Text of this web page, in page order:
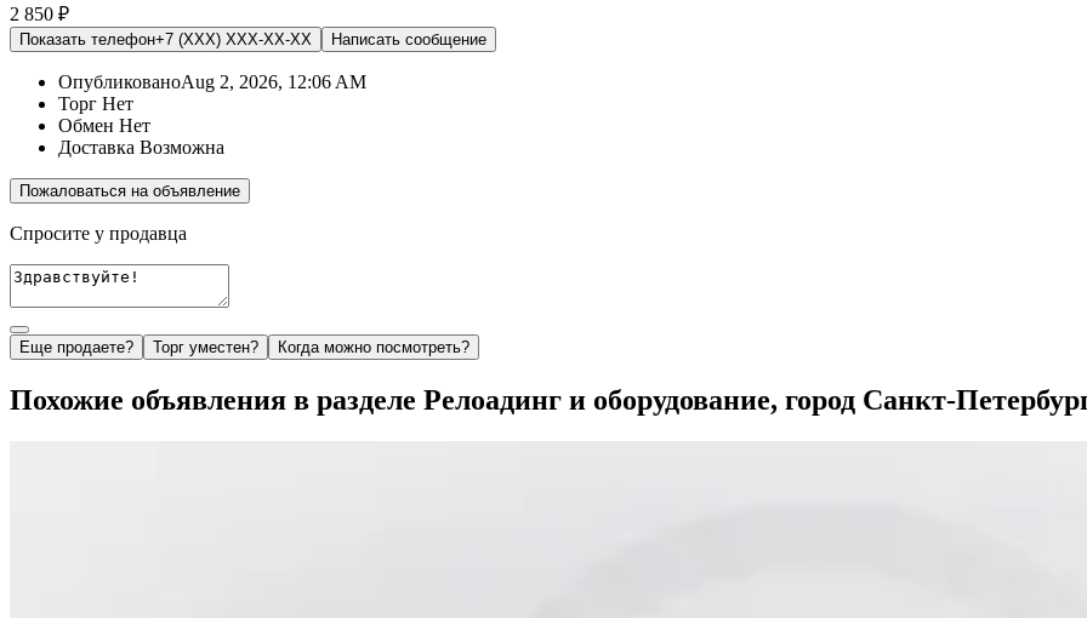
2 850 ₽
Показать телефон+7 (XXX) XXX-XX-XX Написать сообщение
ОпубликованоAug 2, 2026, 12:06 AM
Торг Нет
Обмен Нет
Доставка Возможна
Пожаловаться на объявление
Спросите у продавца
Еще продаете? Торг уместен? Когда можно посмотреть?
Похожие объявления в разделе Релоадинг и оборудование, город Санкт-